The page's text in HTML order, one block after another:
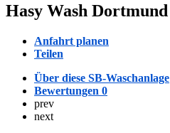
Hasy Wash Dortmund
Anfahrt planen
Teilen
Über diese SB-Waschanlage
Bewertungen 0
prev
next